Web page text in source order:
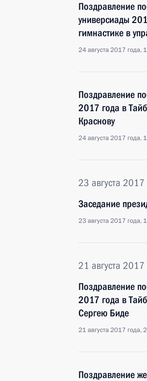
Поздравление
универсиады
гимнастике в
24 августа 2017 года,
Поздравление
2017 года в
Краснову
24 августа 2017 года,
23 августа 2017
Заседание
23 августа 2017 года,
21 августа 2017
Поздравление
2017 года в
Сергею Биде
21 августа 2017 года,
Поздравление